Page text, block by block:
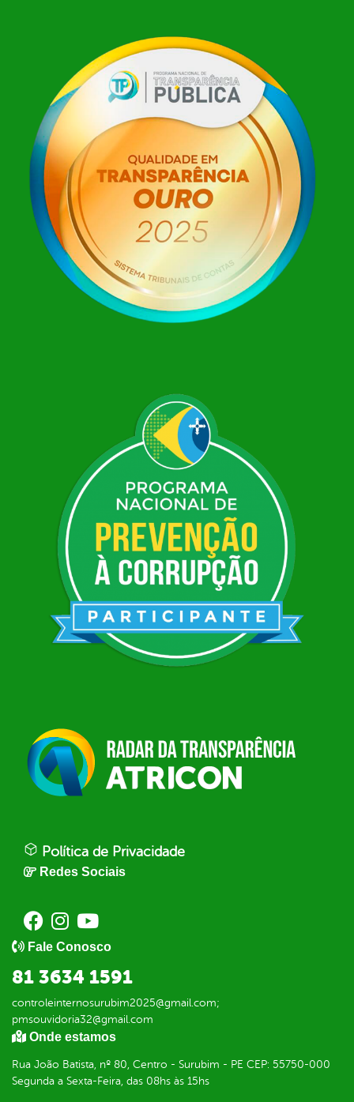
Política de Privacidade
Redes Sociais
Fale Conosco
81 3634 1591
controleinternosurubim2025@gmail.com;
pmsouvidoria32@gmail.com
Onde estamos
Rua João Batista, nº 80, Centro - Surubim - PE CEP: 55750-000
Segunda a Sexta-Feira, das 08hs às 15hs